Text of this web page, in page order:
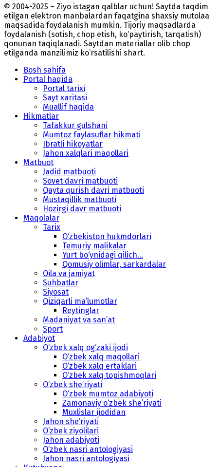
© 2004-2025 – Ziyo istagan qalblar uchun! Saytda taqdim
etilgan elektron manbalardan faqatgina shaxsiy mutolaa
maqsadida foydalanish mumkin. Tijoriy maqsadlarda
foydalanish (sotish, chop etish, ko‘paytirish, tarqatish)
qonunan taqiqlanadi. Saytdan materiallar olib chop
etilganda manzilimiz koʻrsatilishi shart.
Bosh sahifa
Portal haqida
Portal tarixi
Sayt xaritasi
Muallif haqida
Hikmatlar
Tafakkur gulshani
Mumtoz faylasuflar hikmati
Ibratli hikoyatlar
Jahon xalqlari maqollari
Matbuot
Jadid matbuoti
Sovet davri matbuoti
Qayta qurish davri matbuoti
Mustaqillik matbuoti
Hozirgi davr matbuoti
Maqolalar
Tarix
O‘zbekiston hukmdorlari
Temuriy malikalar
Yurt bo‘ynidagi qilich...
Qomusiy olimlar, sarkardalar
Oila va jamiyat
Suhbatlar
Siyosat
Qiziqarli ma’lumotlar
Reytinglar
Madaniyat va san’at
Sport
Adabiyot
O‘zbek xalq og‘zaki ijodi
O‘zbek xalq maqollari
O‘zbek xalq ertaklari
O‘zbek xalq topishmoqlari
O‘zbek she’riyati
O‘zbek mumtoz adabiyoti
Zamonaviy o‘zbek she’riyati
Muxlislar ijodidan
Jahon she’riyati
O‘zbek ziyolilari
Jahon adabiyoti
O‘zbek nasri antologiyasi
Jahon nasri antologiyasi